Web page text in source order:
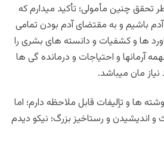
تحقق چنین مأمولی؛ تأکید میدارم که
باشیم و به مقتضای آدم بودن تمامی
ها و کشفیات و دانسته های بشری را
آرمانها و احتیاجات و درمانده گی ها
مان میباشد.
ها و تإلیفات قابل ملاحظه دارم؛ اما
اندیشیدن و رستاخیز بزرگ؛ نیکو دیدم